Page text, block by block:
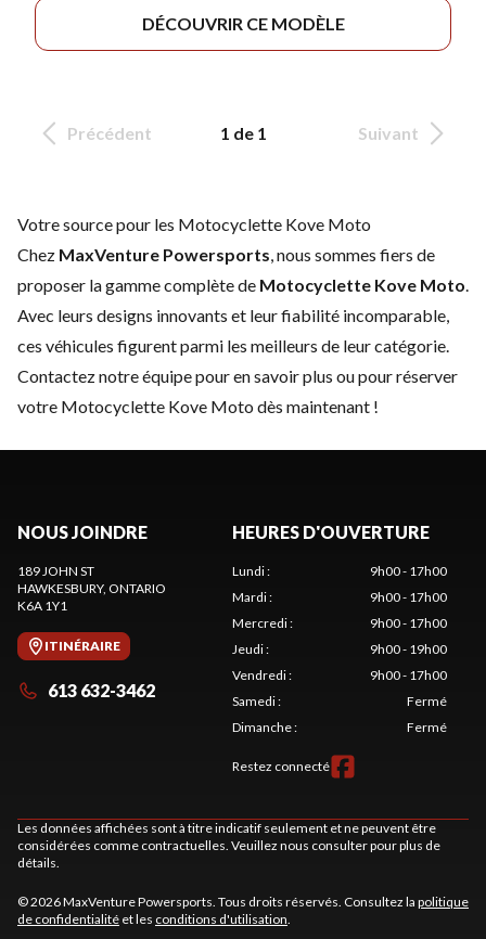
DÉCOUVRIR CE MODÈLE
Précédent 1 de 1 Suivant
Votre source pour les Motocyclette Kove Moto
Chez MaxVenture Powersports, nous sommes fiers de
proposer la gamme complète de Motocyclette Kove Moto.
Avec leurs designs innovants et leur fiabilité incomparable,
ces véhicules figurent parmi les meilleurs de leur catégorie.
Contactez notre équipepour en savoir plus ou pour réserver
votre Motocyclette Kove Moto dès maintenant !
NOUS JOINDRE
189 JOHN ST
HAWKESBURY, ONTARIO
K6A 1Y1
ITINÉRAIRE
613 632-3462
HEURES D'OUVERTURE
Lundi:
9h00 - 17h00
Mardi:
9h00 - 17h00
Mercredi:
9h00 - 17h00
Jeudi:
9h00 - 19h00
Vendredi:
9h00 - 17h00
Samedi:
Fermé
Dimanche: Fermé
Restez connecté
Les données affichées sont à titre indicatif seulement et ne peuvent être
considérées comme contractuelles. Veuillez nous consulter pour plus de
détails.
© 2026 MaxVenture Powersports. Tous droits réservés. Consultez la politique
de confidentialité et les conditions d'utilisation.